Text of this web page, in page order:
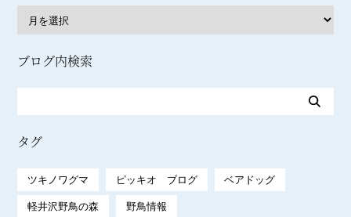
ブログ内検索
タグ
ツキノワグマ ピッキオ ブログ ベアドッグ
軽井沢野鳥の森 野鳥情報